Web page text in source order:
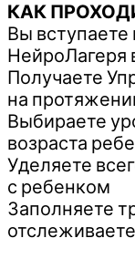
КАК
Вы вступаете
НейроЛагеря
Получаете
на
Выбираете
возраста
Уделяете
с ребенком
Заполняете